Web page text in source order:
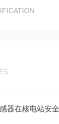
器在核电站安